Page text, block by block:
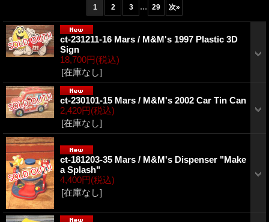
1 2 3 ... 29 次»
ct-231211-16 Mars / M&M's 1997 Plastic 3D
Sign
18,700円(税込)
[在庫なし]
ct-230101-15 Mars / M&M's 2002 Car Tin Can
2,420円(税込)
[在庫なし]
ct-181203-35 Mars / M&M's Dispenser "Make
a Splash"
4,400円(税込)
[在庫なし]